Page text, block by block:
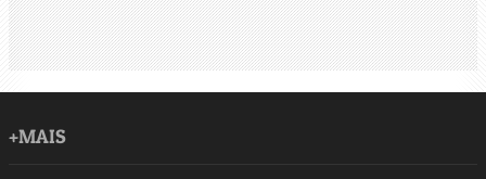
+MAIS